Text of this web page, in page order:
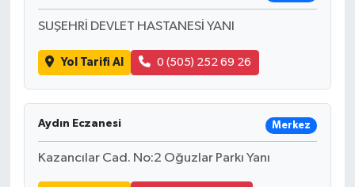
SUŞEHRİ DEVLET HASTANESİ YANI
Yol Tarifi Al 0 (505) 252 69 26
Aydın Eczanesi Merkez
Kazancılar Cad. No:2 Oğuzlar Parkı Yanı